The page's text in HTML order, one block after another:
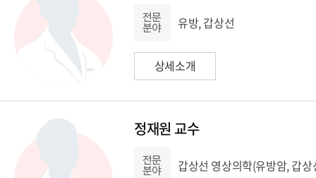
유방, 갑상선
상세소개
정재원 교수
갑상선 영상의학(유방암, 갑상